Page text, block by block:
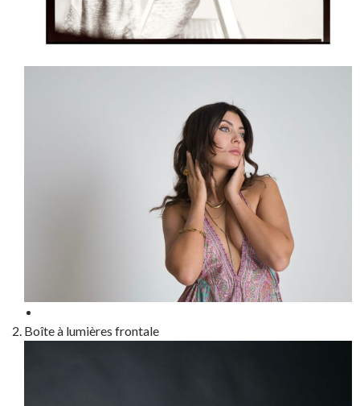
Boîte à lumières frontale